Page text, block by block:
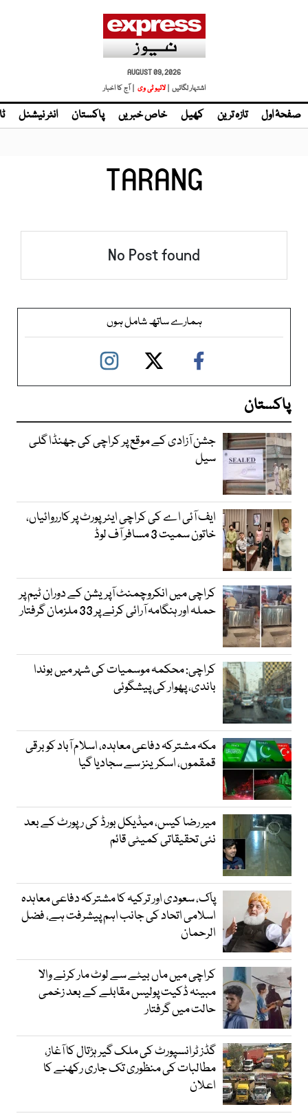
AUGUST 09, 2026
اشتہار لگائیں | لائیو ٹی وی | آج کا اخبار
صفحۂ اول تازہ ترین کھیل خاص خبریں پاکستان انٹر نیشنل
TARANG
No Post found
ہمارے ساتھ شامل ہوں
پاکستان
جشن آزادی کے موقع پر کراچی کی جھنڈا گلی
سیل
ایف آئی اے کی کراچی ایئرپورٹ پر کارروائیاں،
خاتون سمیت 3 مسافر آف لوڈ
کراچی میں انکروچمنٹ آپریشن کے دوران ٹیم پر
حملہ اور ہنگامہ آرائی کرنے پر 33 ملزمان گرفتار
کراچی: محکمہ موسمیات کی شہر میں بوندا
باندی، پھوار کی پیشگوئی
مکہ مشترکہ دفاعی معاہدہ، اسلام آباد کو برقی
قمقموں، اسکرینز سے سجادیا گیا
میر رضا کیس، میڈیکل بورڈ کی رپورٹ کے بعد
نئی تحقیقاتی کمیٹی قائم
پاک، سعودی اور ترکیہ کا مشترکہ دفاعی معاہدہ
اسلامی اتحاد کی جانب اہم پیشرفت ہے، فضل
الرحمان
کراچی میں ماں بیٹے سے لوٹ مار کرنے والا
مبینہ ڈکیت پولیس مقابلے کے بعد زخمی
حالت میں گرفتار
گڈز ٹرانسپورٹ کی ملک گیر ہڑتال کا آغاز،
مطالبات کی منظوری تک جاری رکھنے کا
اعلان